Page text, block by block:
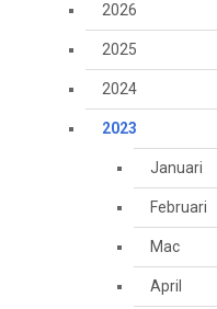
2026
2025
2024
2023
Januari
Februari
Mac
April